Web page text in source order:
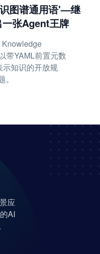
图谱通用语'—继
张Agent王牌
带YAML前置元数
知识的开放规
应
AI